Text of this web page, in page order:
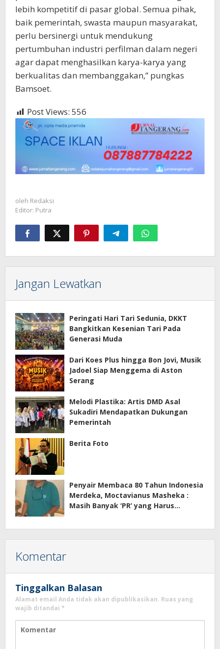
lebih kompetitif di pasar global. Semua pihak,
baik pemerintah, swasta maupun masyarakat,
perlu bersinergi untuk mendukung
pertumbuhan industri perfilman dalam negeri
agar dapat menghasilkan karya-karya yang
berkualitas dan membanggakan,” pungkas
Bamsoet.
Post Views: 556
oleh Redaksi
Editor: Putra
Jangan Lewatkan
Peringati Hari Tari Sedunia, DKKT
Bangkitkan Kesenian Tari Pada
Generasi Muda
Dari Koes Plus hingga Bon Jovi, Musik
Jadoel Siap Menggema di Aston
Serang
Melodi Plastika: Artis DMD Asal
Sukadiri Mendapatkan Dukungan
Pemerintah
Berita Foto
Penyair Membaca 80 Tahun Indonesia
Merdeka, Moctavianus Masheka :
Masih Banyak ‘PR’ yang Harus
Komentar
Tinggalkan Balasan
Alamat email Anda tidak akan dipublikasikan. Ruas yang
wajib ditandai *